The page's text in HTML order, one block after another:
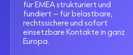
für EMEA strukturiert und
fundiert – für belastbare,
rechtssichere und sofort
einsetzbare Kontakte in ganz
Europa.